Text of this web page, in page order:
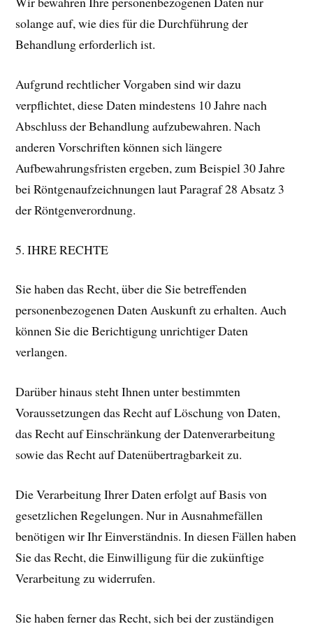
solange auf, wie dies für die Durchführung der
Behandlung erforderlich ist.
Aufgrund rechtlicher Vorgaben sind wir dazu
verpflichtet, diese Daten mindestens 10 Jahre nach
Abschluss der Behandlung aufzubewahren. Nach
anderen Vorschriften können sich längere
Aufbewahrungsfristen ergeben, zum Beispiel 30 Jahre
bei Röntgenaufzeichnungen laut Paragraf 28 Absatz 3
der Röntgenverordnung.
5. IHRE RECHTE
Sie haben das Recht, über die Sie betreffenden
personenbezogenen Daten Auskunft zu erhalten. Auch
können Sie die Berichtigung unrichtiger Daten
verlangen.
Darüber hinaus steht Ihnen unter bestimmten
Voraussetzungen das Recht auf Löschung von Daten,
das Recht auf Einschränkung der Datenverarbeitung
sowie das Recht auf Datenübertragbarkeit zu.
Die Verarbeitung Ihrer Daten erfolgt auf Basis von
gesetzlichen Regelungen. Nur in Ausnahmefällen
benötigen wir Ihr Einverständnis. In diesen Fällen haben
Sie das Recht, die Einwilligung für die zukünftige
Verarbeitung zu widerrufen.
Sie haben ferner das Recht, sich bei der zuständigen